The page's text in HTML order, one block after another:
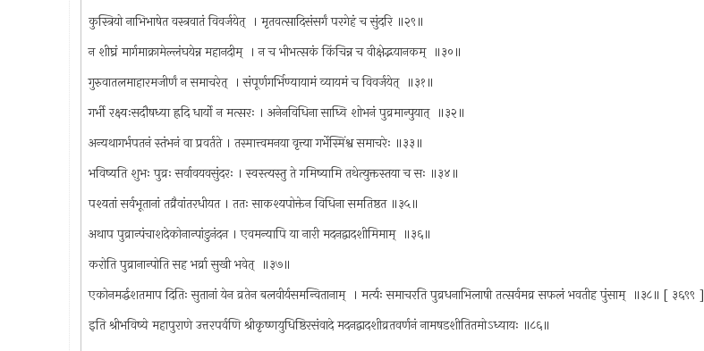
कुस्त्रियो नाभिभाषेत वस्त्रवातं विवर्जयेत् ‍ । मृतवत्सादिसंसर्गं परगेहं च सुंदरि ॥२९॥
न शीघ्रं मार्गमाक्रामेल्लंघयेन्न महानदीम् ‍ । न च भीभत्सकं किंचिन्न च वीक्षेद्भयानकम् ‍ ॥३०॥
गुरुवातलमाहारमजीर्णं न समाचरेत् ‍ । संपूर्णगर्भिण्यायामं व्यायमं च विवर्जयेत् ‍ ॥३१॥
गर्भी रक्ष्यःसदौषध्या ह्रदि धार्यो न मत्सरः । अनेनविधिना साध्वि शोभनं पुव्रमान्पुयात् ‍ ॥३२॥
अन्यथागर्भपतनं स्तंभनं वा प्रवर्तते । तस्मात्त्वमनया वृत्त्या गर्भेस्मिंश्व समाचरेः ॥३३॥
भविष्यति शुभः पुव्रः सर्वावयवसुंदरः । स्वस्त्यस्तु ते गमिष्यामि तथेत्युक्तस्तया च सः ॥३४॥
पश्यतां सर्वभूतानां तव्रैवांतरधीयत । ततः साकश्यपोक्तेन विधिना समतिष्ठत ॥३५॥
अथाप पुव्रान्पंचाशदेकोनान्पांडुनंदन । एवमन्यापि या नारी मदनद्वादशीमिमाम् ‍ ॥३६॥
करोति पुव्रानान्पोति सह भर्व्रा सुखी भवेत् ‍ ॥३७॥
एकोनमर्द्धशतमाप दितिः सुतानां येन व्रतेन बलवीर्यसमन्वितानाम् ‍ । मर्त्यः समाचरति पुव्रधनाभिलाषी तत्सर्वमव्र सफलं भवतीह पुंसाम् ‍ ॥३८॥ [ ३६९९ ]
इति श्रीभविष्ये महापुराणे उत्तरपर्वणि श्रीकृष्णयुधिष्ठिरसंवादे मदनद्वादशीव्रतवर्णनं नामषडशीतितमोऽध्यायः ॥८६॥